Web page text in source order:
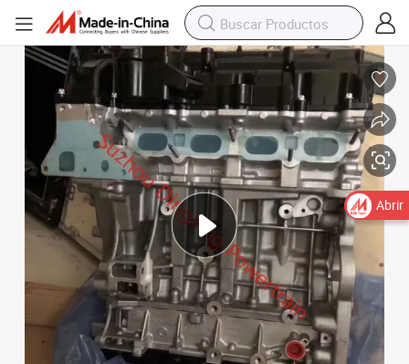
Motor reacondicionado y probado N20b20 2.0t Motor de gasolina
Abrir